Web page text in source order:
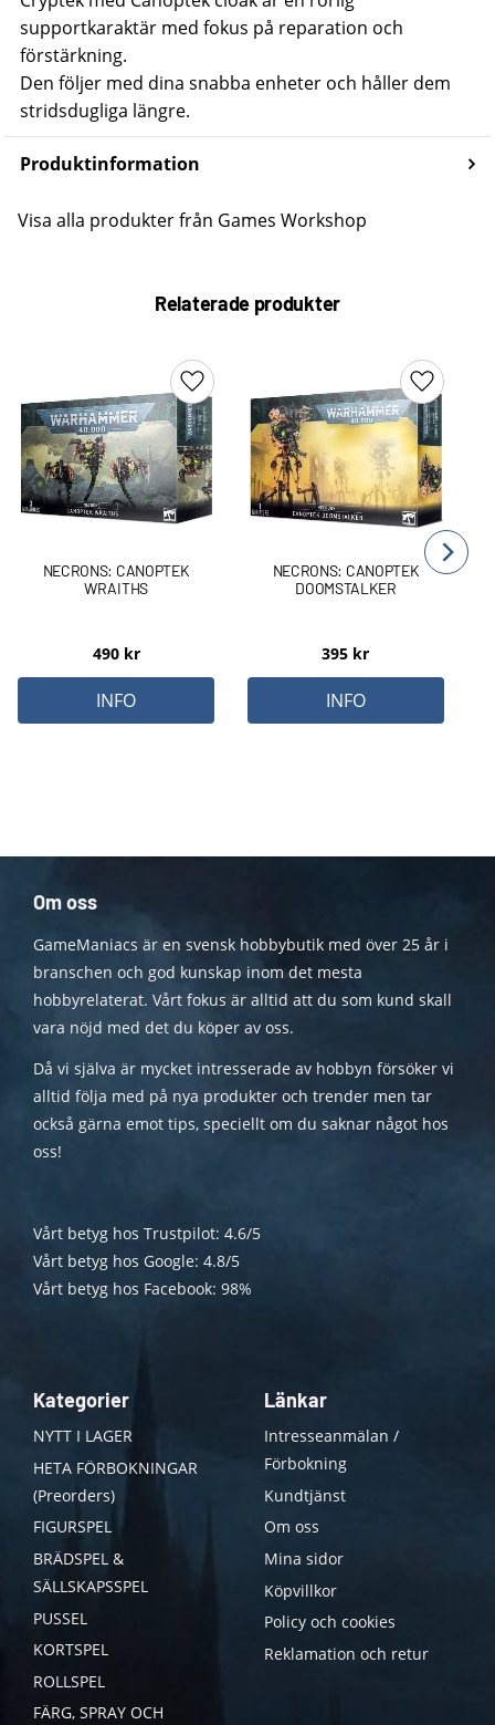
supportkaraktär med fokus på reparation och
förstärkning.
Den följer med dina snabba enheter och håller dem
stridsdugliga längre.
Produktinformation
Visa alla produkter från Games Workshop
Relaterade produkter
NECRONS: CANOPTEK
WRAITHS
490kr
Lägg till i favoriter
INFO
NECRONS: CANOPTEK
DOOMSTALKER
395 kr
Lägg till
INFO
Om oss
GameManiacs är en svensk hobbybutik med över 25 år i
branschen och god kunskap inom det mesta
hobbyrelaterat. Vårt fokus är alltid att du som kund skall
vara nöjd med det du köper av oss.
Då vi själva är mycket intresserade av hobbyn försöker vi
alltid följa med på nya produkter och trender men tar
också gärna emot tips, speciellt om du saknar något hos
oss!
Vårt betyg hos Trustpilot: 4.6/5
Vårt betyg hos Google: 4.8/5
Vårt betyg hos Facebook: 98%
Kategorier
NYTT I LAGER
HETA FÖRBOKNINGAR
(Preorders)
FIGURSPEL
BRÄDSPEL &
SÄLLSKAPSSPEL
PUSSEL
KORTSPEL
ROLLSPEL
FÄRG, SPRAY OCH
Länkar
Intresseanmälan /
Förbokning
Kundtjänst
Om oss
Mina sidor
Köpvillkor
Policy och cookies
Reklamation och retur